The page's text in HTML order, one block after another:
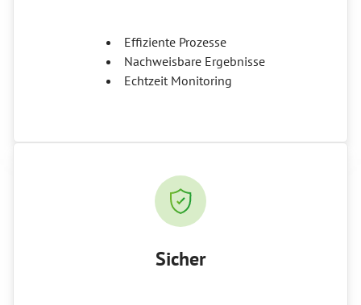
Effiziente Prozesse
Nachweisbare Ergebnisse
Echtzeit Monitoring
Sicher